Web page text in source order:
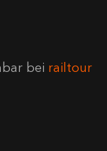
bei railtour